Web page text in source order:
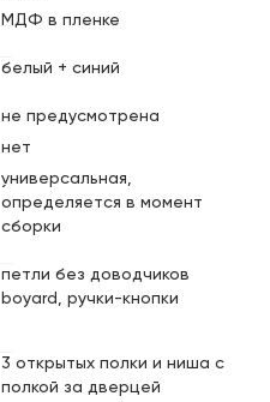
МДФ в пленке
белый + синий
не предусмотрена
нет
универсальная,
определяется в момент
сборки
петли без доводчиков
boyard, ручки-кнопки
3 открытых полки и ниша с
полкой за дверцей